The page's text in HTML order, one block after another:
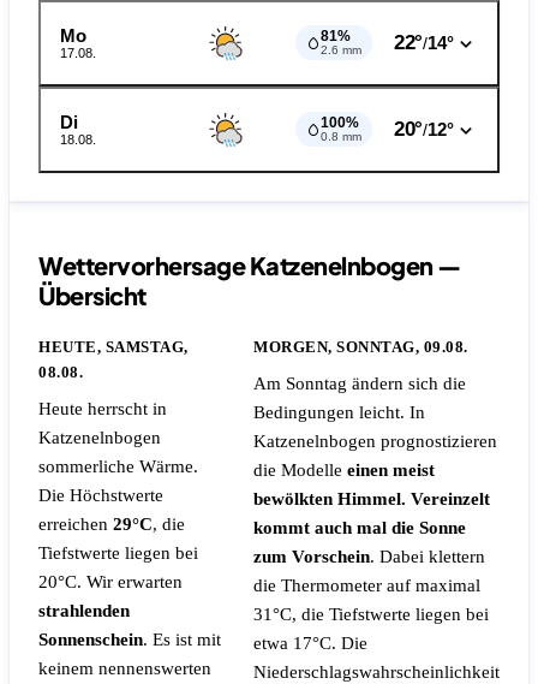
Mo
17.08.
81%
2.6 mm 22°/14°
Di
18.08.
100%
0.8 mm 20°/12°
Wettervorhersage Katzenelnbogen —
Übersicht
HEUTE, SAMSTAG,
08.08.
Heute herrscht in
Katzenelnbogen
sommerliche Wärme.
Die Höchstwerte
erreichen 29°C, die
Tiefstwerte liegen bei
20°C. Wir erwarten
strahlenden
Sonnenschein. Es ist mit
keinem nennenswerten
MORGEN, SONNTAG, 09.08.
Am Sonntag ändern sich die
Bedingungen leicht. In
Katzenelnbogen prognostizieren
die Modelle einen meist
bewölkten Himmel. Vereinzelt
kommt auch mal die Sonne
zum Vorschein. Dabei klettern
die Thermometer auf maximal
31°C, die Tiefstwerte liegen bei
etwa 17°C. Die
Niederschlagswahrscheinlichkeit